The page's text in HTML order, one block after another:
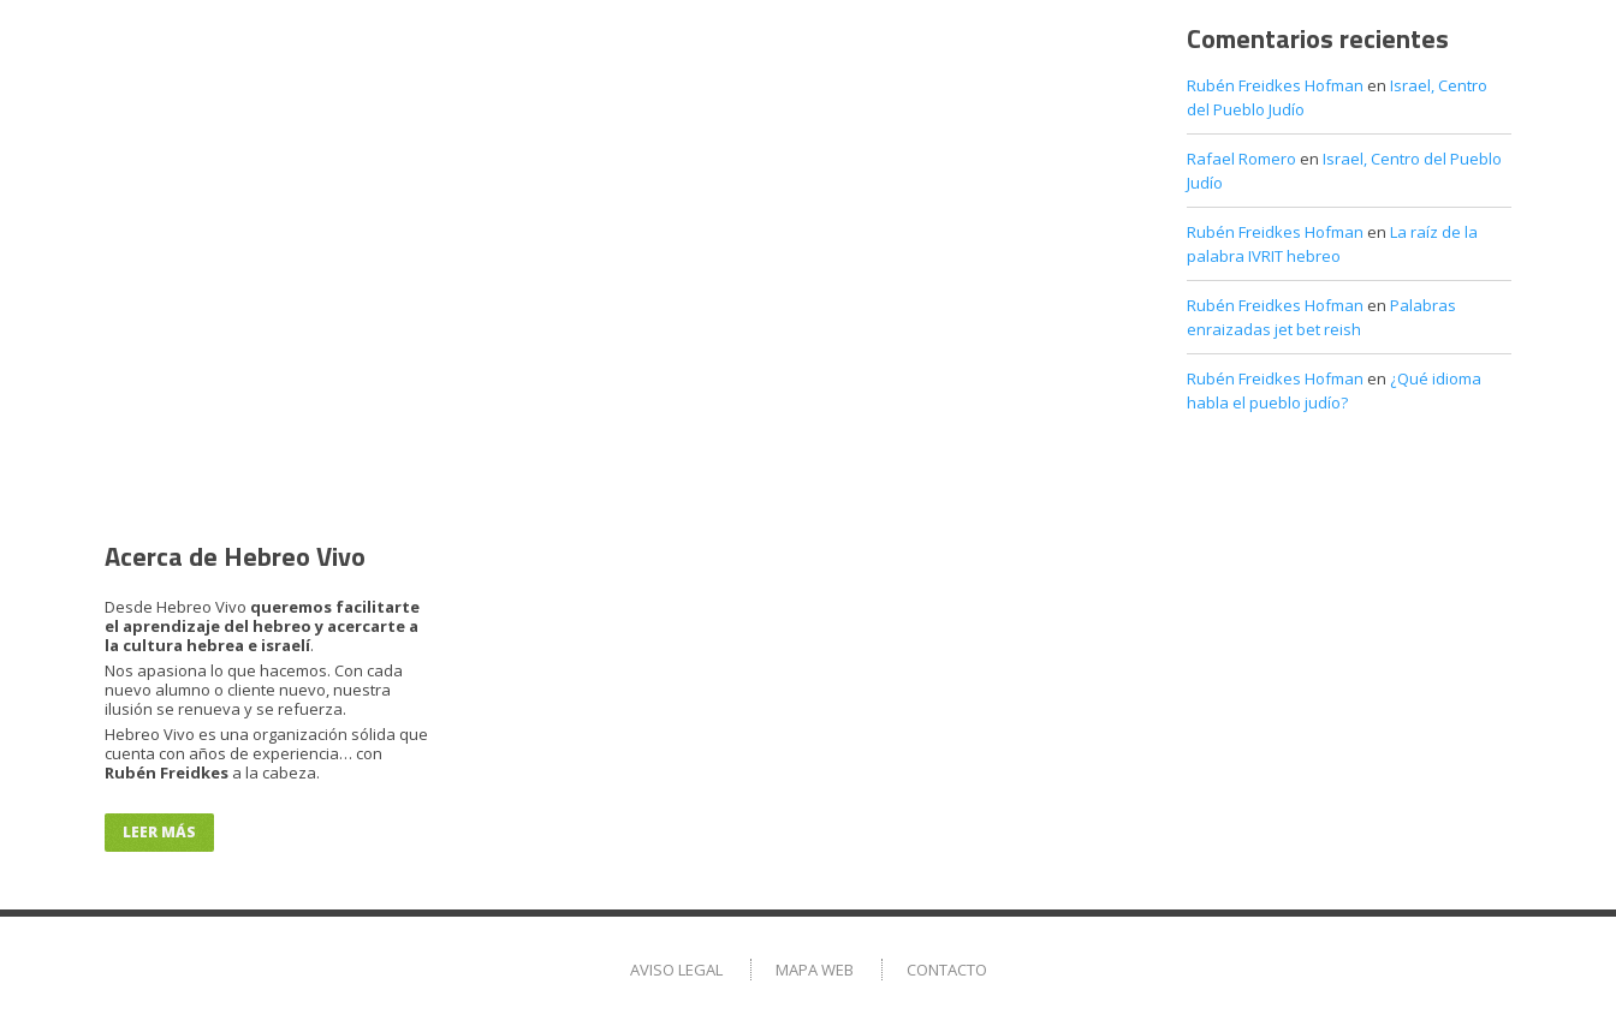
Comentarios recientes
Rubén Freidkes Hofman en Israel, Centro
del Pueblo Judío
Rafael Romero en Israel, Centro del Pueblo
Judío
Rubén Freidkes Hofman en La raíz de la
palabra IVRIT hebreo
Rubén Freidkes Hofman en Palabras
enraizadas jet bet reish
Rubén Freidkes Hofman en ¿Qué idioma
habla el pueblo judío?
Acerca de Hebreo Vivo
Desde Hebreo Vivo queremos facilitarte
el aprendizaje del hebreo y acercarte a
la cultura hebrea e israelí.
Nos apasiona lo que hacemos. Con cada
nuevo alumno o cliente nuevo, nuestra
ilusión se renueva y se refuerza.
Hebreo Vivo es una organización sólida que
cuenta con años de experiencia… con
Rubén Freidkes a la cabeza.
LEER MÁS
AVISO LEGAL MAPA WEB CONTACTO